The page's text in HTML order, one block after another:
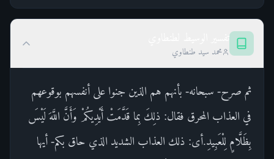
محمد سيد طنطاوي
ثم صرح- سبحانه- بأنهم هم الذين جنوا على أنفسهم بوقوعهم
في العذاب المحرق فقال: ذلِكَ بِما قَدَّمَتْ أَيْدِيكُمْ وَأَنَّ اللَّهَ لَيْسَ
بِظَلَّامٍ لِلْعَبِيدِ.أى: ذلك العذاب الشديد الذي حاق بكم- أيها